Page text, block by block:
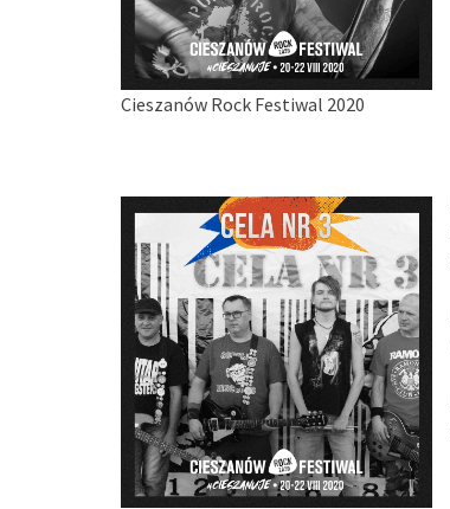
Cieszanów Rock Festiwal 2020